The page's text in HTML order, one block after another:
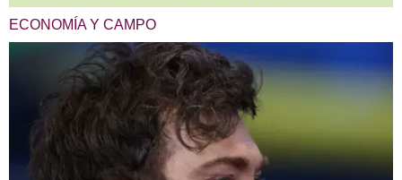
ECONOMÍA Y CAMPO